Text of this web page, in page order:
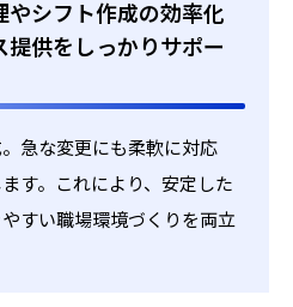
やシフト作成の効率化
提供をしっかりサポー
急な変更にも柔軟に対応
す。これにより、安定した
すい職場環境づくりを両立